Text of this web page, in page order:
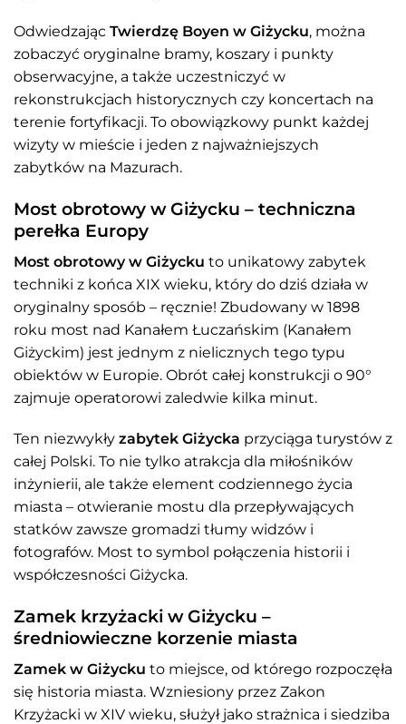
Odwiedzając Twierdzę Boyen w Giżycku, można
zobaczyć oryginalne bramy, koszary i punkty
obserwacyjne, a także uczestniczyć w
rekonstrukcjach historycznych czy koncertach na
terenie fortyfikacji. To obowiązkowy punkt każdej
wizyty w mieście i jeden z najważniejszych
zabytków na Mazurach.
Most obrotowy w Giżycku – techniczna
perełka Europy
Most obrotowy w Giżycku to unikatowy zabytek
techniki z końca XIX wieku, który do dziś działa w
oryginalny sposób – ręcznie! Zbudowany w 1898
roku most nad Kanałem Łuczańskim (Kanałem
Giżyckim) jest jednym z nielicznych tego typu
obiektów w Europie. Obrót całej konstrukcji o 90°
zajmuje operatorowi zaledwie kilka minut.
Ten niezwykły zabytek Giżycka przyciąga turystów z
całej Polski. To nie tylko atrakcja dla miłośników
inżynierii, ale także element codziennego życia
miasta – otwieranie mostu dla przepływających
statków zawsze gromadzi tłumy widzów i
fotografów. Most to symbol połączenia historii i
współczesności Giżycka.
Zamek krzyżacki w Giżycku –
średniowieczne korzenie miasta
Zamek w Giżycku to miejsce, od którego rozpoczęła
się historia miasta. Wzniesiony przez Zakon
Krzyżacki w XIV wieku, służył jako strażnica i siedziba